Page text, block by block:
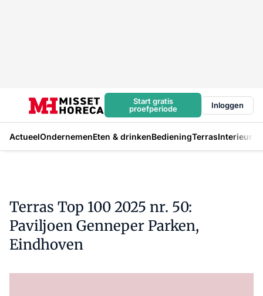
Start gratis
proefperiode
Inloggen
ActueelOndernemenEten & drinkenBedieningTerrasInterieur
Terras Top 100 2025 nr. 50:
Paviljoen Genneper Parken,
Eindhoven